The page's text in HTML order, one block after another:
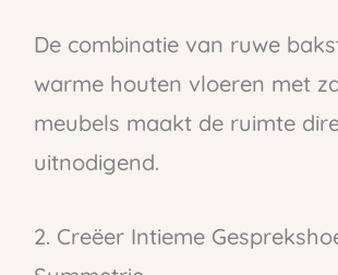
De combinatie van ruwe
warme houten vloeren met
meubels maakt de ruimte
uitnodigend.
2. Creëer Intieme